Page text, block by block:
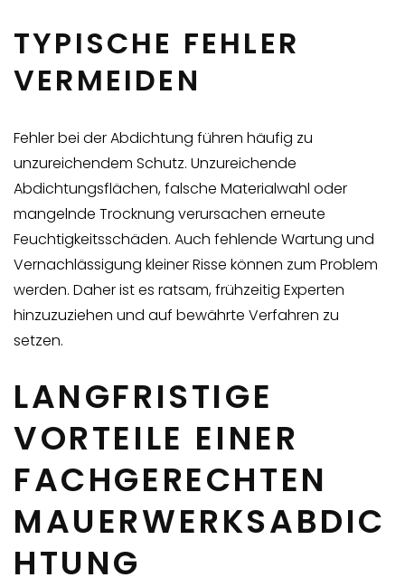
TYPISCHE FEHLER
VERMEIDEN
Fehler bei der Abdichtung führen häufig zu
unzureichendem Schutz. Unzureichende
Abdichtungsflächen, falsche Materialwahl oder
mangelnde Trocknung verursachen erneute
Feuchtigkeitsschäden. Auch fehlende Wartung und
Vernachlässigung kleiner Risse können zum Problem
werden. Daher ist es ratsam, frühzeitig Experten
hinzuzuziehen und auf bewährte Verfahren zu
setzen.
LANGFRISTIGE
VORTEILE EINER
FACHGERECHTEN
MAUERWERKSABDIC
HTUNG